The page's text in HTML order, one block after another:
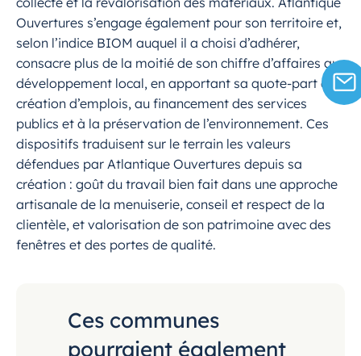
Ouvertures s’engage également pour son territoire et,
selon l’indice BIOM auquel il a choisi d’adhérer,
consacre plus de la moitié de son chiffre d’affaires au
développement local, en apportant sa quote-part à la
création d’emplois, au financement des services
publics et à la préservation de l’environnement. Ces
dispositifs traduisent sur le terrain les valeurs
défendues par Atlantique Ouvertures depuis sa
création : goût du travail bien fait dans une approche
artisanale de la menuiserie, conseil et respect de la
clientèle, et valorisation de son patrimoine avec des
fenêtres et des portes de qualité.
Ces communes
pourraient également